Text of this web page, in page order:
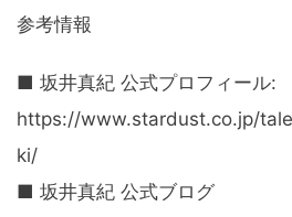
参考情報
■ 坂井真紀 公式プロフィール:
https://www.stardust.co.jp/
ki/
■ 坂井真紀 公式ブログ